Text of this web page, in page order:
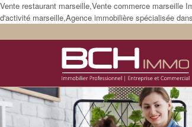
Vente restaurant marseille,Vente commerce marseille
d'activité marseille,Agence immobilière spécialisée